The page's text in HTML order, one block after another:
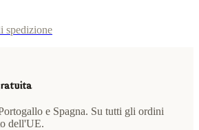
spedizione
e Spagna. Su tutti gli ordini
dell'UE.